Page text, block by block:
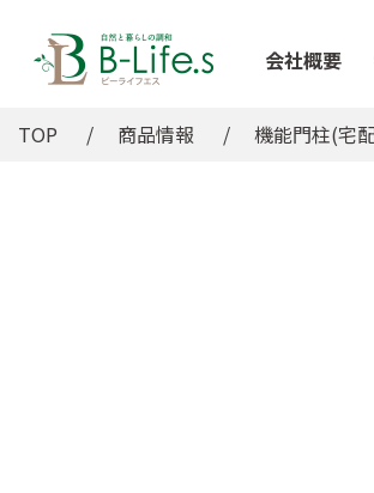
会社概要
TOP 商品情報 機能門柱(宅